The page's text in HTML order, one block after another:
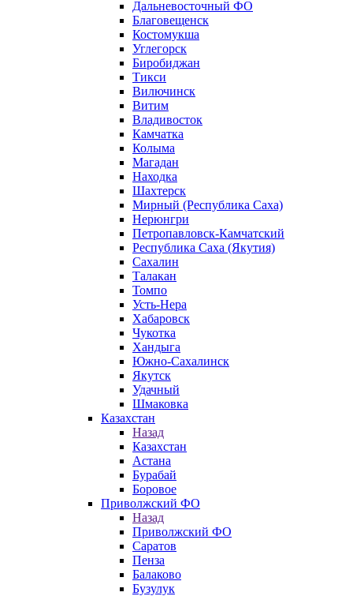
Дальневосточный ФО
Благовещенск
Костомукша
Углегорск
Биробиджан
Тикси
Вилючинск
Витим
Владивосток
Камчатка
Колыма
Магадан
Находка
Шахтерск
Мирный (Республика Саха)
Нерюнгри
Петропавловск-Камчатский
Республика Саха (Якутия)
Сахалин
Талакан
Томпо
Усть-Нера
Хабаровск
Чукотка
Хандыга
Южно-Сахалинск
Якутск
Удачный
Шмаковка
Казахстан
Назад
Казахстан
Астана
Бурабай
Боровое
Приволжский ФО
Назад
Приволжский ФО
Саратов
Пенза
Балаково
Бузулук